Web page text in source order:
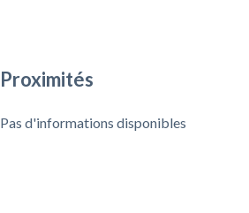
Proximités
Pas d'informations disponibles